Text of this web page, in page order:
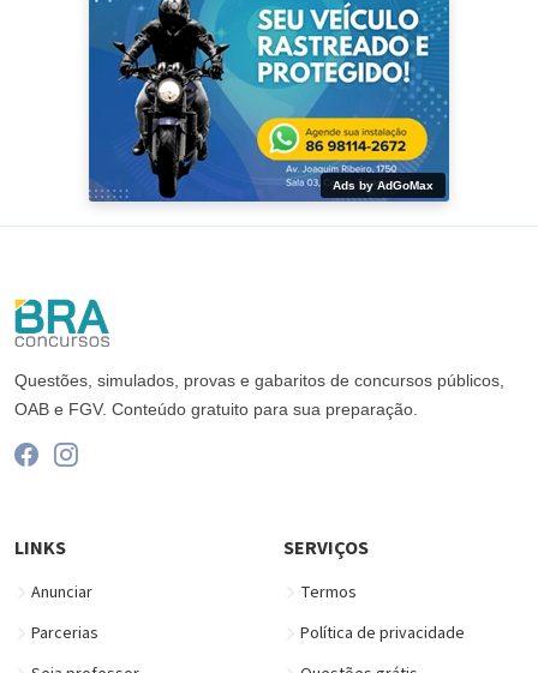
Ads by AdGoMax
Questões, simulados, provas e gabaritos de concursos públicos,
OAB e FGV. Conteúdo gratuito para sua preparação.
LINKS
Anunciar
Parcerias
SERVIÇOS
Termos
Política de privacidade